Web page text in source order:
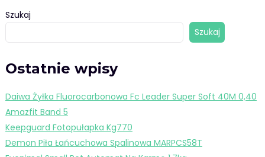
Szukaj
Szukaj
Ostatnie wpisy
Daiwa Żyłka Fluorocarbonowa Fc Leader Super Soft 40M 0,40
Amazfit Band 5
Keepguard Fotopułapka Kg770
Demon Piła Łańcuchowa Spalinowa MARPCS58T